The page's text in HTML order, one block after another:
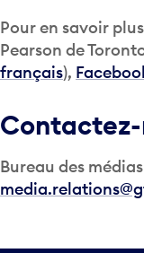
Pour en savoir
Pearson de
français),
Bureau des